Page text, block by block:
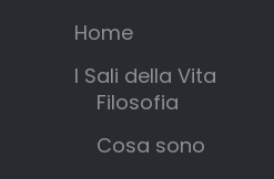
Home
I Sali della Vita
Filosofia
Cosa sono